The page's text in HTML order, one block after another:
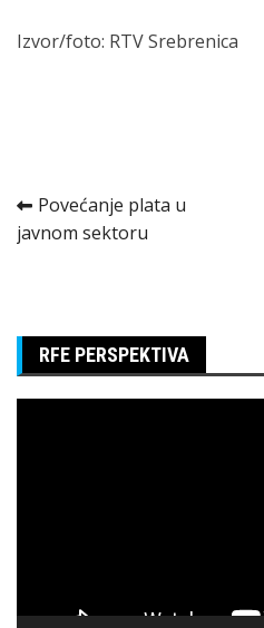
Izvor/foto: RTV Srebrenica
Kretanje
članka
Povećanje plata u
javnom sektoru
RFE PERSPEKTIVA